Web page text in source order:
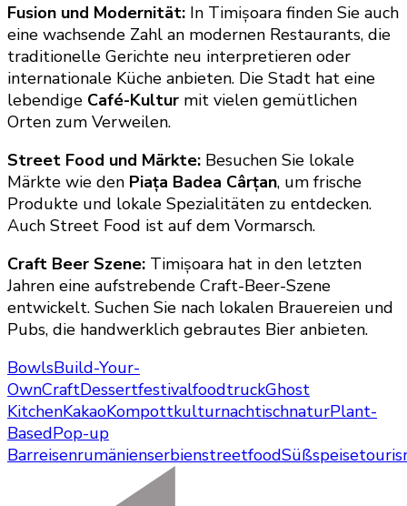
Fusion und Modernität: In Timișoara finden Sie auch
eine wachsende Zahl an modernen Restaurants, die
traditionelle Gerichte neu interpretieren oder
internationale Küche anbieten. Die Stadt hat eine
lebendige Café-Kultur mit vielen gemütlichen
Orten zum Verweilen.
Street Food und Märkte: Besuchen Sie lokale
Märkte wie den Piața Badea Cârțan, um frische
Produkte und lokale Spezialitäten zu entdecken.
Auch Street Food ist auf dem Vormarsch.
Craft Beer Szene: Timișoara hat in den letzten
Jahren eine aufstrebende Craft-Beer-Szene
entwickelt. Suchen Sie nach lokalen Brauereien und
Pubs, die handwerklich gebrautes Bier anbieten.
BowlsBuild-Your-
OwnCraftDessertfestivalfoodtruckGhost
KitchenKakaoKompottkulturnachtischnaturPlant-
BasedPop-up
BarreisenrumänienserbienstreetfoodSüßspeise